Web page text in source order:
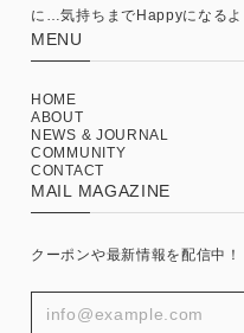
に…気持ちまでHappyになるよ
MENU
HOME
ABOUT
NEWS & JOURNAL
COMMUNITY
CONTACT
MAIL MAGAZINE
クーポンや最新情報を配信中！